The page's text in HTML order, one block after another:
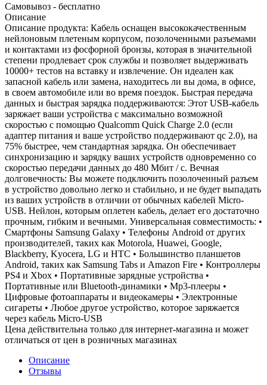
Самовывоз - бесплатно
Описание
Описание продукта: Кабель оснащен высококачественным
нейлоновым плетеным корпусом, позолоченными разъемами
и контактами из фосфорной бронзы, которая в значительной
степени продлевает срок службы и позволяет выдерживать
10000+ тестов на вставку и извлечение. Он идеален как
запасной кабель или замена, находитесь ли вы дома, в офисе,
в своем автомобиле или во время поездок. Быстрая передача
данных и быстрая зарядка поддерживаются: Этот USB-кабель
заряжает ваши устройства с максимально возможной
скоростью с помощью Qualcomm Quick Charge 2.0 (если
адаптер питания и ваше устройство поддерживают qc 2.0), на
75% быстрее, чем стандартная зарядка. Он обеспечивает
синхронизацию и зарядку ваших устройств одновременно со
скоростью передачи данных до 480 Мбит / с. Вечная
долговечность: Вы можете подключить позолоченный разъем
в устройство довольно легко и стабильно, и не будет выпадать
из ваших устройств в отличии от обычных кабелей Micro-
USB. Нейлон, которым оплетен кабель, делает его достаточно
прочным, гибким и вечными. Универсальная совместимость: •
Смартфоны Samsung Galaxy • Телефоны Android от других
производителей, таких как Motorola, Huawei, Google,
Blackberry, Kyocera, LG и HTC • Большинство планшетов
Android, таких как Samsung Tabs и Amazon Fire • Контроллеры
PS4 и Xbox • Портативные зарядные устройства •
Портативные или Bluetooth-динамики • Mp3-плееры •
Цифровые фотоаппараты и видеокамеры • Электронные
сигареты • Любое другое устройство, которое заряжается
через кабель Micro-USB
Цена действительна только для интернет-магазина и может
отличаться от цен в розничных магазинах
Описание
Отзывы